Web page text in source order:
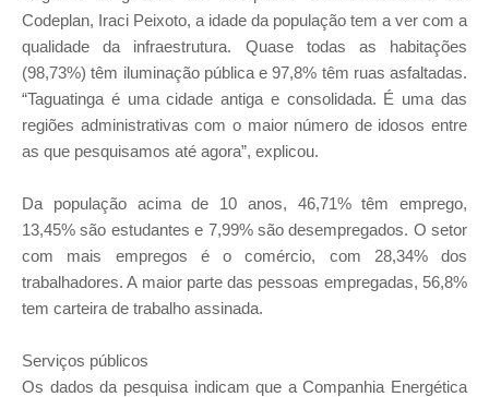
Codeplan, Iraci Peixoto, a idade da população tem a ver com a
qualidade da infraestrutura. Quase todas as habitações
(98,73%) têm iluminação pública e 97,8% têm ruas asfaltadas.
“Taguatinga é uma cidade antiga e consolidada. É uma das
regiões administrativas com o maior número de idosos entre
as que pesquisamos até agora”, explicou.
Da população acima de 10 anos, 46,71% têm emprego,
13,45% são estudantes e 7,99% são desempregados. O setor
com mais empregos é o comércio, com 28,34% dos
trabalhadores. A maior parte das pessoas empregadas, 56,8%
tem carteira de trabalho assinada.
Serviços públicos
Os dados da pesquisa indicam que a Companhia Energética